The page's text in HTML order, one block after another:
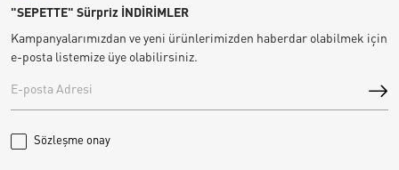
"SEPETTE" Sürpriz İNDİRİMLER
Kampanyalarımızdan ve yeni ürünlerimizden haberdar olabilmek için
e-posta listemize üye olabilirsiniz.
Sözleşme onay